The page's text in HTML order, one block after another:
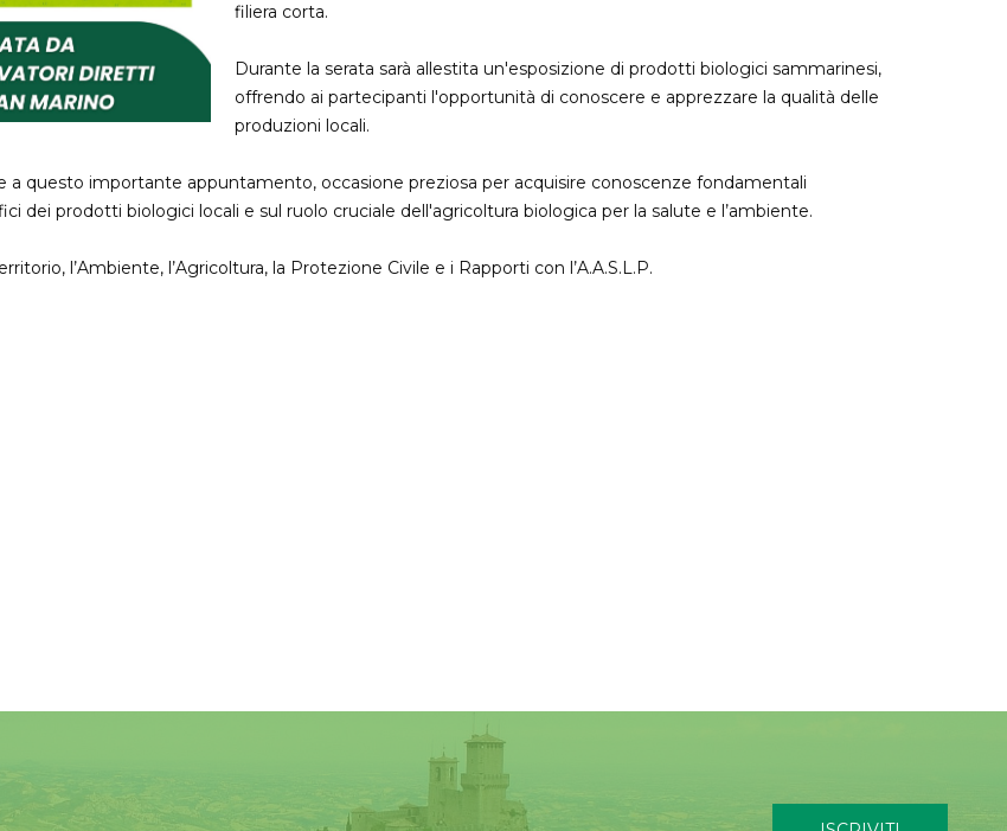
filiera corta.
Durante la serata sarà allestita un'esposizione di prodotti biologici sammarinesi,
offrendo ai partecipanti l'opportunità di conoscere e apprezzare la qualità delle
produzioni locali.
questo importante appuntamento, occasione preziosa per acquisire conoscenze fondamentali
dei prodotti biologici locali e sul ruolo cruciale dell'agricoltura biologica per la salute e l’ambiente.
l’Ambiente, l’Agricoltura, la Protezione Civile e i Rapporti con l’A.A.S.L.P.